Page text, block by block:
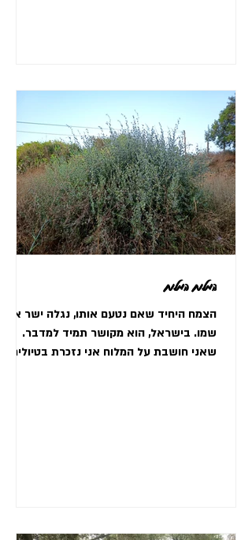
המלוח המלוח
הצמח היחיד שאם נטעם אותו, נגלה ישר את
שמו. בישראל, הוא מקושר תמיד למדבר.
שאני חושבת על המלוח אני נזכרת בטיולים